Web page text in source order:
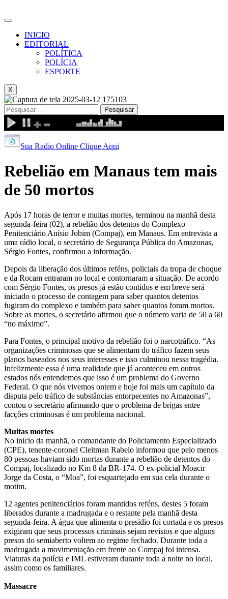
INICIO
EDITORIAL
POLÍTICA
POLÍCIA
ESPORTE
X
Pesquisar
por:
Sua Radio Online Clique Aqui
Rebelião em Manaus tem mais
de 50 mortos
Após 17 horas de terror e muitas mortes, terminou na manhã desta
segunda-feira (02), a rebelião dos detentos do Complexo
Penitenciário Anísio Jobim (Compaj), em Manaus. Em entrevista a
uma rádio local, o secretário de Segurança Pública do Amazonas,
Sérgio Fontes, confirmou a informação.
Depois da liberação dos últimos reféns, policiais da tropa de choque
e da Rocam entraram no local e contornaram a situação. De acordo
com Sérgio Fontes, os presos já estão contidos e em breve será
iniciado o processo de contagem para saber quantos detentos
fugiram do complexo e também para saber quantos foram mortos.
Sobre as mortes, o secretário afirmou que o número varia de 50 a 60
“no máximo”.
Para Fontes, o principal motivo da rebelião foi o narcotráfico. “As
organizações criminosas que se alimentam do tráfico fazem seus
planos baseados nos seus interesses e isso culminou nessa tragédia.
Infelizmente essa é uma realidade que já aconteceu em outros
estados nós entendemos que isso é um problema do Governo
Federal. O que nós vivemos ontem e hoje foi mais um capítulo da
disputa pelo tráfico de substâncias entorpecentes no Amazonas”,
contou o secretário afirmando que o problema de brigas entre
facções criminosas é um problema nacional.
Muitas mortes
No inicio da manhã, o comandante do Policiamento Especializado
(CPE), tenente-coronel Cleitman Rabelo informou que pelo menos
80 pessoas haviam sido mortas durante a rebelião de detentos do
Compaj, localizado no Km 8 da BR-174. O ex-policial Moacir
Jorge da Costa, o “Moa”, foi esquartejado em sua cela durante o
motim.
12 agentes penitenciários foram mantidos reféns, destes 5 foram
liberados durante a madrugada e o restante pela manhã desta
segunda-feira. A água que alimenta o presídio foi cortada e os presos
exigiram que seus processos criminais sejam revistos e que alguns
presos do semiaberto voltem ao regime fechado. Durante toda a
madrugada a movimentação em frente ao Compaj foi intensa.
Viaturas da polícia e IML estiveram durante toda a noite no local,
assim como os familiares.
Massacre